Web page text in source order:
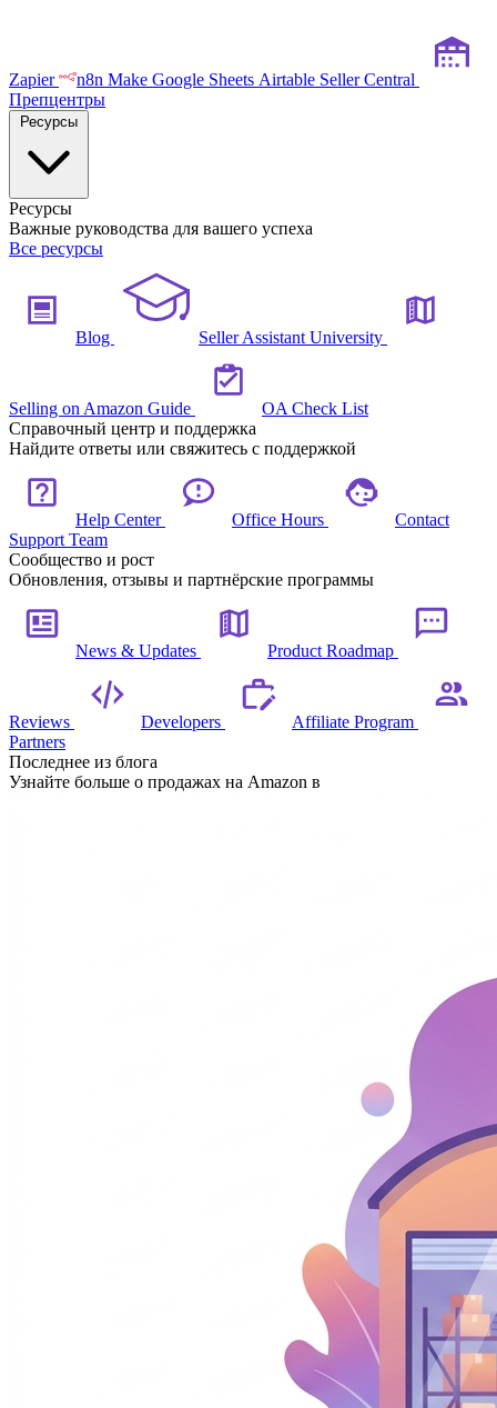
Zapier n8n Make Google Sheets Airtable Seller Central
Препцентры
Ресурсы
Важные руководства для вашего успеха
Все ресурсы
Blog Seller Assistant University
Selling on Amazon Guide
OA Check List
Справочный центр и поддержка
Найдите ответы или свяжитесь с поддержкой
Help Center Office Hours
Contact
Support Team
Сообщество и рост
Обновления, отзывы и партнёрские программы
News & Updates Product Roadmap
Reviews Developers
Affiliate Program
Partners
Последнее из блога
Узнайте больше о продажах на Amazon в